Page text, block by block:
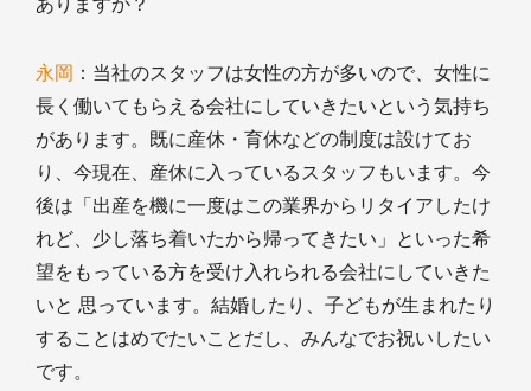
ありますか？
永岡 ：当社のスタッフは女性の方が多いので、女性に
長く働いてもらえる会社にしていきたいという気持ち
があります。既に産休・育休などの制度は設けてお
り、今現在、産休に入っているスタッフもいます。今
後は「出産を機に一度はこの業界からリタイアしたけ
れど、少し落ち着いたから帰ってきたい」といった希
望をもっている方を受け入れられる会社にしていきた
いと 思っています。結婚したり、子どもが生まれたり
することはめでたいことだし、みんなでお祝いしたい
です。